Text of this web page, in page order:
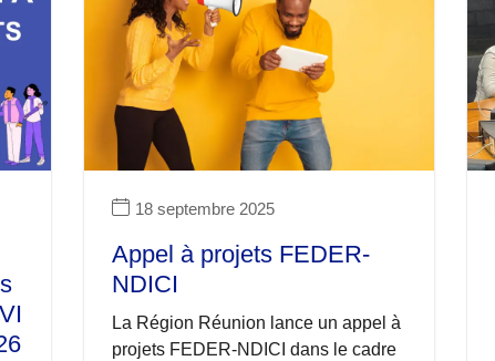
18 septembre 2025
Appel à projets FEDER-
NDICI
La Région Réunion lance un appel à
projets FEDER-NDICI dans le cadre